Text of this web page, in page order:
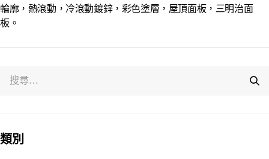
輪廓，熱滾動，冷滾動鍍鋅，彩色塗層，屋頂面板，三明治面
板。
類別